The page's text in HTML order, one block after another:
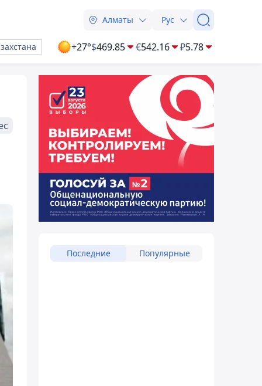
Алматы Рус
+27°$469.85 €542.16 ₽5.78
Последние Популярные